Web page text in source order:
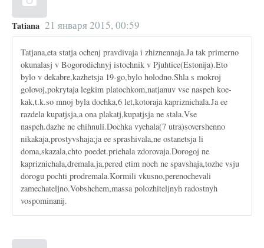
Tatiana 21 января 2015, 00:59
Tatjana,eta statja ochenj pravdivaja i zhiznennaja.Ja tak primerno
okunalasj v Bogorodichnyj istochnik v Pjuhtice(Estonija).Eto
bylo v dekabre,kazhetsja 19-go,bylo holodno.Shla s mokroj
golovoj,pokrytaja legkim platochkom,natjanuv vse naspeh koe-
kak,t.k.so mnoj byla dochka,6 let,kotoraja kapriznichala.Ja ee
razdela kupatjsja,a ona plakatj,kupatjsja ne stala.Vse
naspeh.dazhe ne chihnuli.Dochka vyehala(7 utra)sovershenno
nikakaja,prostyvshaja;ja ee sprashivala,ne ostanetsja li
doma,skazala,chto poedet.priehala zdorovaja.Dorogoj ne
kapriznichala,dremala.ja,pered etim noch ne spavshaja,tozhe vsju
dorogu pochti prodremala.Kormili vkusno,perenochevali
zamechateljno.Vobshchem,massa polozhiteljnyh radostnyh
vospominanij.